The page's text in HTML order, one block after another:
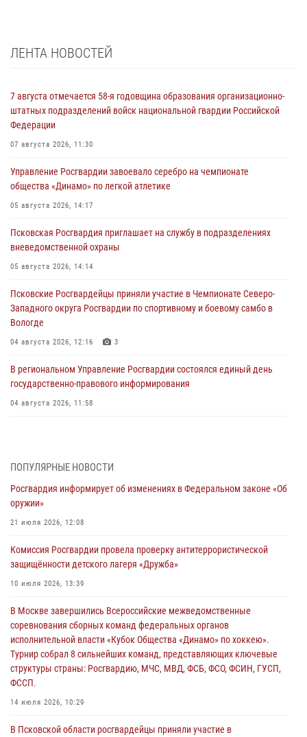
ЛЕНТА НОВОСТЕЙ
7 августа отмечается 58-я годовщина образования организационно-
штатных подразделений войск национальной гвардии Российской
Федерации
07 августа 2026, 11:30
Управление Росгвардии завоевало серебро на чемпионате
общества «Динамо» по легкой атлетике
05 августа 2026, 14:17
Псковская Росгвардия приглашает на службу в подразделениях
вневедомственной охраны
05 августа 2026, 14:14
Псковские Росгвардейцы приняли участие в Чемпионате Северо-
Западного округа Росгвардии по спортивному и боевому самбо в
Вологде
04 августа 2026, 12:16 3
В региональном Управление Росгвардии состоялся единый день
государственно-правового информирования
04 августа 2026, 11:58
03 августа 2026, 17:21
21 единицу оружия изъяли Псковские росгвардейцы за неделю
03 августа 2026, 14:10
безопасности во время празднования Дня ВДВ
02 августа 2026, 13:28
улицу Труда
31 июля 2026, 13:53
В Санкт-Петербурге прошел окружной этап ежегодного
Всероссийского конкурса профессионального мастерства среди
сотрудников вневедомственной охраны Росгвардии, Псковские
Росгвардейцы одержали победу
ПОПУЛЯРНЫЕ НОВОСТИ
Росгвардия информирует об изменениях в Федеральном законе «Об
оружии»
21 июля 2026, 12:08
Комиссия Росгвардии провела проверку антитеррористической
защищённости детского лагеря «Дружба»
10 июля 2026, 13:39
В Москве завершились Всероссийские межведомственные
соревнования сборных команд федеральных органов
исполнительной власти «Кубок Общества «Динамо» по хоккею».
Турнир собрал 8 сильнейших команд, представляющих ключевые
структуры страны: Росгвардию, МЧС, МВД, ФСБ, ФСО, ФСИН, ГУСП,
ФССП.
14 июля 2026, 10:29
В Псковской области росгвардейцы приняли участие в